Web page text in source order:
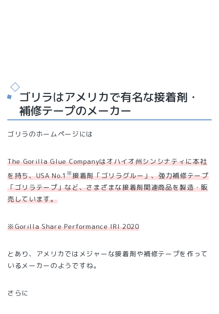
ゴリラはアメリカで有名な接着剤・
補修テープのメーカー
ゴリラのホームページには
The Gorilla Glue Companyはオハイオ州シンシナティに本社
を持ち、USA No.1※接着剤「ゴリラグルー」、強力補修テープ
「ゴリラテープ」など、さまざまな接着剤関連商品を製造・販
売しています。
※Gorilla Share Performance IRI 2020
とあり、アメリカではメジャーな接着剤や補修テープを作って
いるメーカーのようですね。
さらに